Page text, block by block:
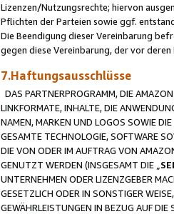
Lizenzen/Nutzungsrechte; hiervon
Pflichten der Parteien sowie ggf.
Die Beendigung dieser Vereinbarung
gegen diese Vereinbarung, der vor
7.Haftungsausschlüsse
DAS PARTNERPROGRAMM, DIE
LINKFORMATE, INHALTE, DIE
NAMEN, MARKEN UND LOGOS SOWIE
GESAMTE TECHNOLOGIE, SOFTWARE
DIE VON ODER IM AUFTRAG VON
GENUTZT WERDEN (INSGESAMT DIE „
UNTERNEHMEN ODER LIZENZGEBER
GESETZLICH ODER IN SONSTIGER
GEWÄHRLEISTUNGEN IN BEZUG AUF